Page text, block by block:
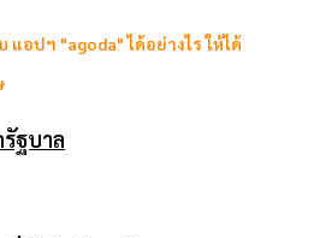
แอปฯ "agoda" ได้อย่างไร ให้ได้
ฐบาล